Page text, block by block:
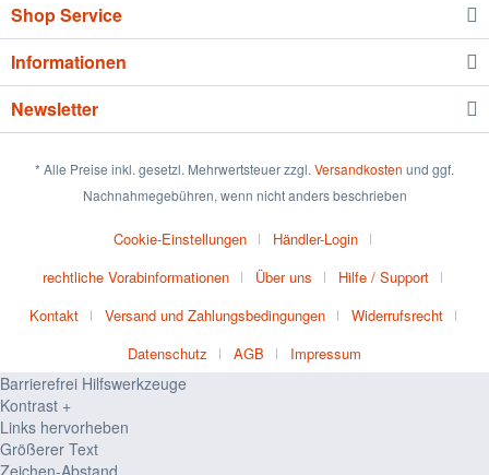
Shop Service
Informationen
Newsletter
* Alle Preise inkl. gesetzl. Mehrwertsteuer zzgl. Versandkosten und ggf.
Nachnahmegebühren, wenn nicht anders beschrieben
Cookie-Einstellungen
Händler-Login
rechtliche Vorabinformationen
Über uns
Hilfe / Support
Kontakt
Versand und Zahlungsbedingungen
Widerrufsrecht
Datenschutz
AGB Impressum
Barrierefrei Hilfswerkzeuge
Kontrast +
Links hervorheben
Größerer Text
Zeichen-Abstand